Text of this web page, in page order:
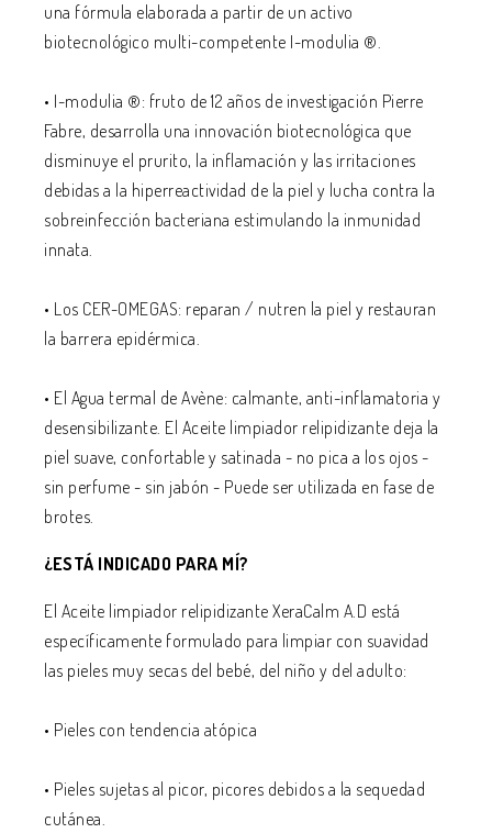
una fórmula elaborada a partir de un activo
biotecnológico multi-competente I-modulia ®.
• I-modulia ®: fruto de 12 años de investigación Pierre
Fabre, desarrolla una innovación biotecnológica que
disminuye el prurito, la inflamación y las irritaciones
debidas a la hiperreactividad de la piel y lucha contra la
sobreinfección bacteriana estimulando la inmunidad
innata.
• Los CER-OMEGAS: reparan / nutren la piel y restauran
la barrera epidérmica.
• El Agua termal de Avène: calmante, anti-inflamatoria y
desensibilizante. El Aceite limpiador relipidizante deja la
piel suave, confortable y satinada - no pica a los ojos -
sin perfume - sin jabón - Puede ser utilizada en fase de
brotes.
¿ESTÁ INDICADO PARA MÍ?
El Aceite limpiador relipidizante XeraCalm A.D está
específicamente formulado para limpiar con suavidad
las pieles muy secas del bebé, del niño y del adulto:
• Pieles con tendencia atópica
• Pieles sujetas al picor, picores debidos a la sequedad
cutánea.